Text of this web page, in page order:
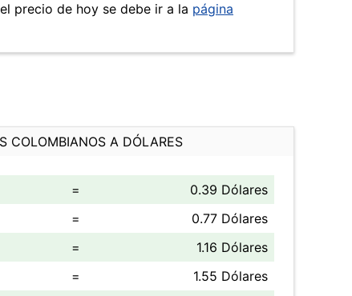
precio de hoy se debe ir a la página
COLOMBIANOS A DÓLARES
=
0.39 Dólares
=
0.77 Dólares
=
1.16 Dólares
=
1.55 Dólares